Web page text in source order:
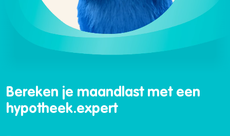
Bereken je maandlast met een
hypotheek.expert